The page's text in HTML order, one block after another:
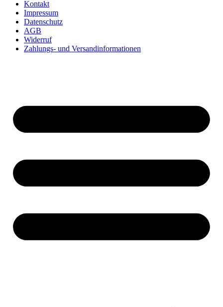
Kontakt
Impressum
Datenschutz
AGB
Widerruf
Zahlungs- und Versandinformationen